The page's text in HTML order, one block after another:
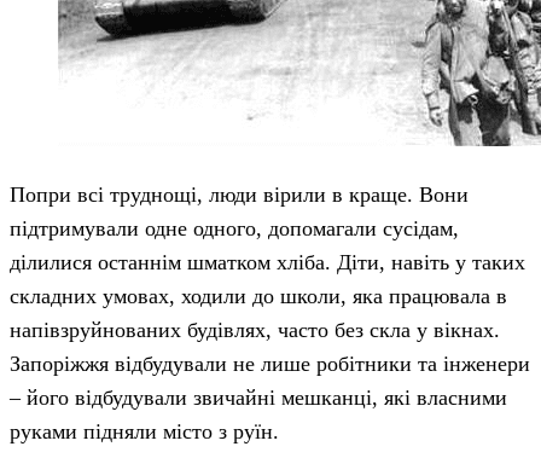
Попри всі труднощі, люди вірили в краще. Вони
підтримували одне одного, допомагали сусідам,
ділилися останнім шматком хліба. Діти, навіть у таких
складних умовах, ходили до школи, яка працювала в
напівзруйнованих будівлях, часто без скла у вікнах.
Запоріжжя відбудували не лише робітники та інженери
– його відбудували звичайні мешканці, які власними
руками підняли місто з руїн.